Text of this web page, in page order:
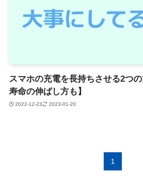
スマホの充電を長持ちさせる2つ
寿命の伸ばし方も】
2022-12-23 2023-01-20
1